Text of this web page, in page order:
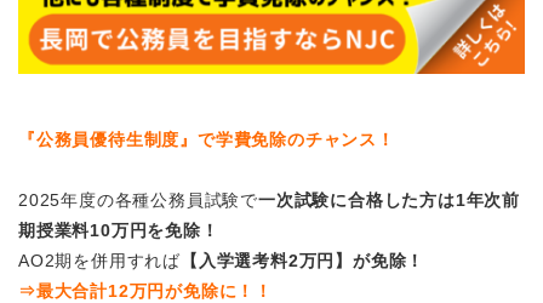
『公務員優待生制度』で学費免除のチャンス！
2025年度の各種公務員試験で一次試験に合格した方は1年次前
期授業料10万円を免除！
AO2期を併用すれば 【入学選考料2万円】が免除！
⇒最大合計12万円が免除に！！